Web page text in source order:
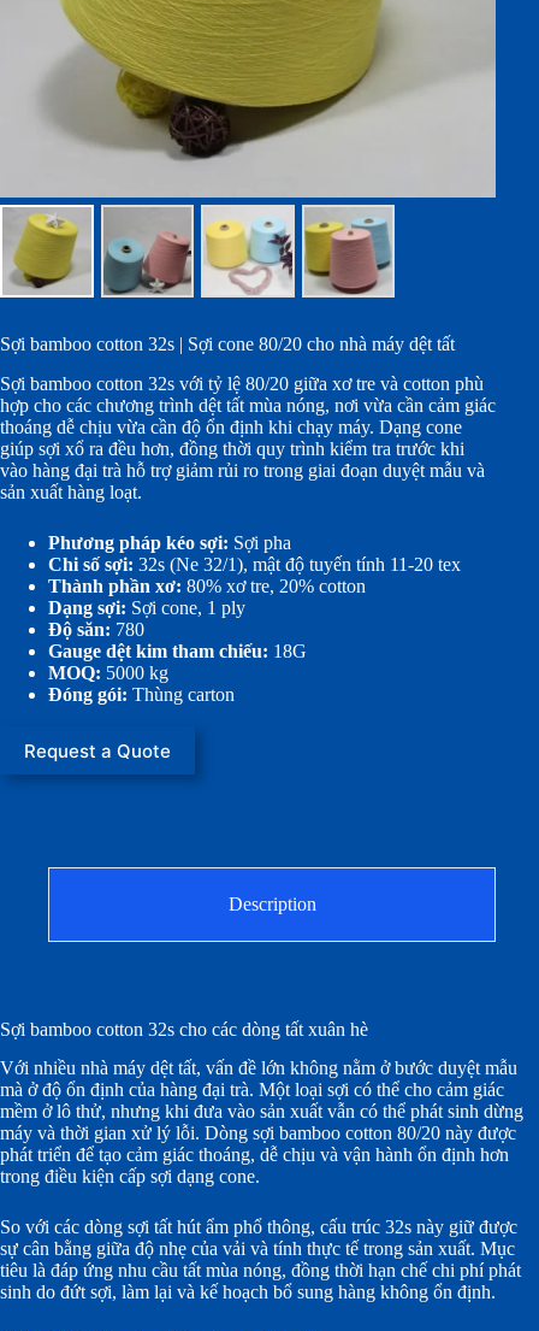
Sợi bamboo cotton 32s | Sợi cone 80/20 cho nhà máy dệt tất
Sợi bamboo cotton 32s với tỷ lệ 80/20 giữa xơ tre và cotton phù
hợp cho các chương trình dệt tất mùa nóng, nơi vừa cần cảm giác
thoáng dễ chịu vừa cần độ ổn định khi chạy máy. Dạng cone
giúp sợi xổ ra đều hơn, đồng thời quy trình kiểm tra trước khi
vào hàng đại trà hỗ trợ giảm rủi ro trong giai đoạn duyệt mẫu và
sản xuất hàng loạt.
Phương pháp kéo sợi: Sợi pha
Chi số sợi: 32s (Ne 32/1), mật độ tuyến tính 11-20 tex
Thành phần xơ: 80% xơ tre, 20% cotton
Dạng sợi: Sợi cone, 1 ply
Độ săn: 780
Gauge dệt kim tham chiếu: 18G
MOQ: 5000 kg
Đóng gói: Thùng carton
Request a Quote
Description
Sợi bamboo cotton 32s cho các dòng tất xuân hè
Với nhiều nhà máy dệt tất, vấn đề lớn không nằm ở bước duyệt mẫu
mà ở độ ổn định của hàng đại trà. Một loại sợi có thể cho cảm giác
mềm ở lô thử, nhưng khi đưa vào sản xuất vẫn có thể phát sinh dừng
máy và thời gian xử lý lỗi. Dòng sợi bamboo cotton 80/20 này được
phát triển để tạo cảm giác thoáng, dễ chịu và vận hành ổn định hơn
trong điều kiện cấp sợi dạng cone.
So với các dòng sợi tất hút ẩm phổ thông, cấu trúc 32s này giữ được
sự cân bằng giữa độ nhẹ của vải và tính thực tế trong sản xuất. Mục
tiêu là đáp ứng nhu cầu tất mùa nóng, đồng thời hạn chế chi phí phát
sinh do đứt sợi, làm lại và kế hoạch bổ sung hàng không ổn định.